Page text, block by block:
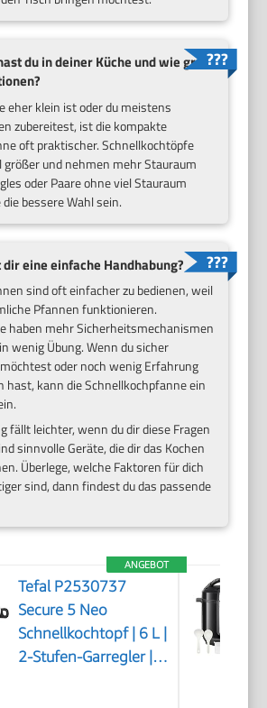
du in deiner Küche und wie groß
eher klein ist oder du meistens
zubereitest, ist die kompakte
oft praktischer. Schnellkochtöpfe
größer und nehmen mehr Stauraum
oder Paare ohne viel Stauraum
bessere Wahl sein.
eine einfache Handhabung?
sind oft einfacher zu bedienen, weil
Pfannen funktionieren.
haben mehr Sicherheitsmechanismen
wenig Übung. Wenn du sicher
oder noch wenig Erfahrung
hast, kann die Schnellkochpfanne ein
fällt leichter, wenn du dir diese Fragen
sinnvolle Geräte, die dir das Kochen
Überlege, welche Faktoren für dich
sind, dann findest du das passende
ANGEBOT
Tefal P2530737
Secure 5 Neo
Schnellkochtopf | 6 L |
2-Stufen-Garregler |